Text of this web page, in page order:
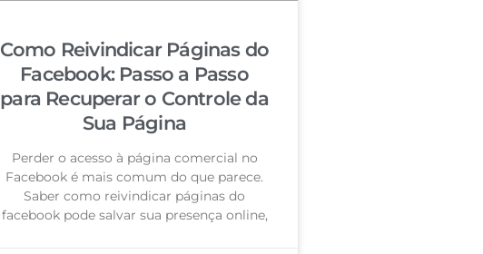
Como Reivindicar Páginas do
Facebook: Passo a Passo
para Recuperar o Controle da
Sua Página
Perder o acesso à página comercial no
Facebook é mais comum do que parece.
Saber como reivindicar páginas do
facebook pode salvar sua presença online,